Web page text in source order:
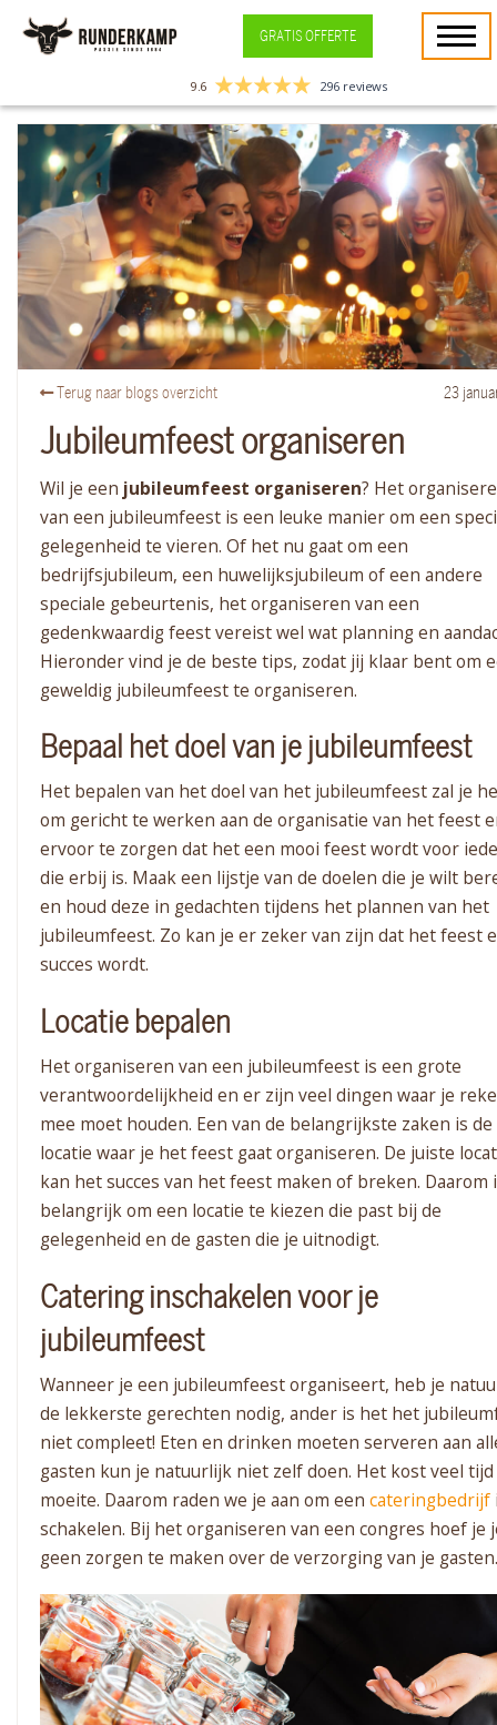
GRATIS OFFERTE
9.6 296 reviews
Terug naar blogs overzicht 23
Jubileumfeest organiseren
Wil je een jubileumfeest organiseren? Het
van een jubileumfeest is een leuke manier om een
gelegenheid te vieren. Of het nu gaat om een
bedrijfsjubileum, een huwelijksjubileum of een andere
speciale gebeurtenis, het organiseren van een
gedenkwaardig feest vereist wel wat planning en
Hieronder vind je de beste tips, zodat jij klaar bent om
geweldig jubileumfeest te organiseren.
Bepaal het doel van je jubileumfeest
Het bepalen van het doel van het jubileumfeest zal je
om gericht te werken aan de organisatie van het feest
ervoor te zorgen dat het een mooi feest wordt voor
die erbij is. Maak een lijstje van de doelen die je wilt
en houd deze in gedachten tijdens het plannen van het
jubileumfeest. Zo kan je er zeker van zijn dat het feest
succes wordt.
Locatie bepalen
Het organiseren van een jubileumfeest is een grote
verantwoordelijkheid en er zijn veel dingen waar je
mee moet houden. Een van de belangrijkste zaken is de
locatie waar je het feest gaat organiseren. De juiste
kan het succes van het feest maken of breken. Daarom
belangrijk om een locatie te kiezen die past bij de
gelegenheid en de gasten die je uitnodigt.
Catering inschakelen voor je
jubileumfeest
Wanneer je een jubileumfeest organiseert, heb je
de lekkerste gerechten nodig, ander is het het
niet compleet! Eten en drinken moeten serveren aan
gasten kun je natuurlijk niet zelf doen. Het kost veel
moeite. Daarom raden we je aan om een cateringbedrijf
schakelen. Bij het organiseren van een congres hoef je
geen zorgen te maken over de verzorging van je gasten.